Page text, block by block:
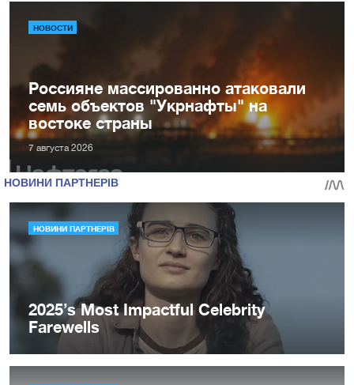
НОВОСТИ
Россияне массированно атаковали
семь объектов "Укрнафты" на
востоке страны
7 августа 2026